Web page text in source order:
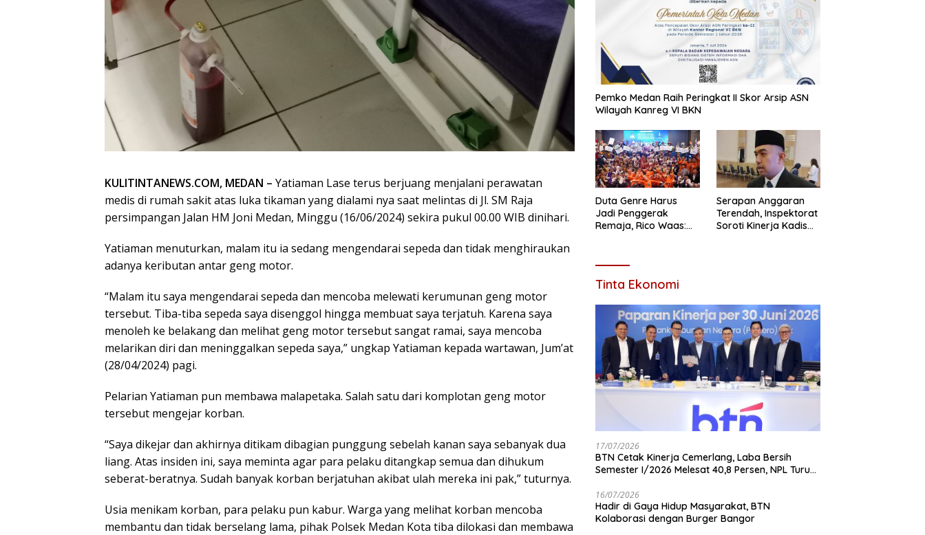
KULITINTANEWS.COM, MEDAN – Yatiaman Lase terus berjuang menjalani perawatan
medis di rumah sakit atas luka tikaman yang dialami nya saat melintas di Jl. SM Raja
persimpangan Jalan HM Joni Medan, Minggu (16/06/2024) sekira pukul 00.00 WIB dinihari.
Yatiaman menuturkan, malam itu ia sedang mengendarai sepeda dan tidak menghiraukan
adanya keributan antar geng motor.
“Malam itu saya mengendarai sepeda dan mencoba melewati kerumunan geng motor
tersebut. Tiba-tiba sepeda saya disenggol hingga membuat saya terjatuh. Karena saya
menoleh ke belakang dan melihat geng motor tersebut sangat ramai, saya mencoba
melarikan diri dan meninggalkan sepeda saya,” ungkap Yatiaman kepada wartawan, Jum’at
(28/04/2024) pagi.
Pelarian Yatiaman pun membawa malapetaka. Salah satu dari komplotan geng motor
tersebut mengejar korban.
“Saya dikejar dan akhirnya ditikam dibagian punggung sebelah kanan saya sebanyak dua
liang. Atas insiden ini, saya meminta agar para pelaku ditangkap semua dan dihukum
seberat-beratnya. Sudah banyak korban berjatuhan akibat ulah mereka ini pak,” tuturnya.
Usia menikam korban, para pelaku pun kabur. Warga yang melihat korban mencoba
membantu dan tidak berselang lama, pihak Polsek Medan Kota tiba dilokasi dan membawa
Pemko Medan Raih Peringkat II Skor Arsip ASN
Wilayah Kanreg VI BKN
Duta Genre Harus
Jadi Penggerak
Remaja, Rico Waas:
Serapan Anggaran
Terendah, Inspektorat
Soroti Kinerja Kadis
Tinta Ekonomi
17/07/2026
BTN Cetak Kinerja Cemerlang, Laba Bersih
Semester I/2026 Melesat 40,8 Persen, NPL Turun
16/07/2026
Hadir di Gaya Hidup Masyarakat, BTN
Kolaborasi dengan Burger Bangor